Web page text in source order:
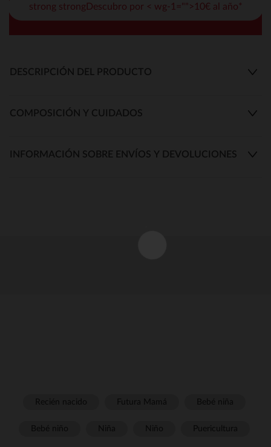
strong strongDescubro por < wg-1="">10€ al año*
DESCRIPCIÓN DEL PRODUCTO
COMPOSICIÓN Y CUIDADOS
INFORMACIÓN SOBRE ENVÍOS Y DEVOLUCIONES